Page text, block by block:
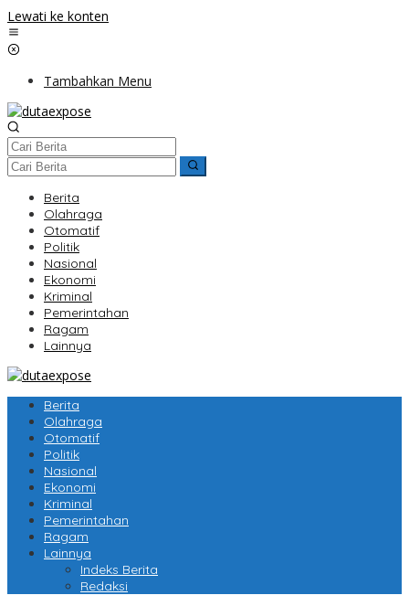
Lewati ke konten
Tambahkan Menu
Berita
Olahraga
Otomatif
Politik
Nasional
Ekonomi
Kriminal
Pemerintahan
Ragam
Lainnya
Berita
Olahraga
Otomatif
Politik
Nasional
Ekonomi
Kriminal
Pemerintahan
Ragam
Lainnya
Indeks Berita
Redaksi